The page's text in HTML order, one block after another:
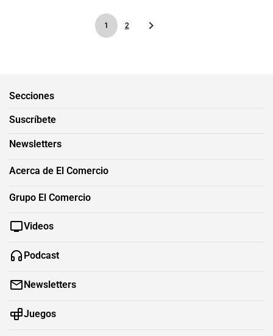
1 2
Secciones
Suscríbete
Newsletters
Acerca de El Comercio
Grupo El Comercio
Videos
Podcast
Newsletters
Juegos